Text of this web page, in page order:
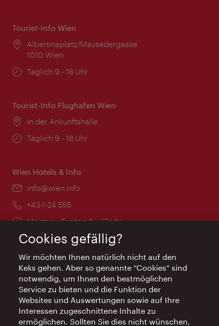
Tourist-Info Wien
Ort:
Albertinaplatz/Maysedergasse
1010 Wien
Öffnungszeiten:
Täglich 9 - 18 Uhr
Tourist-Info Flughafen Wien
Ort:
in der Ankunftshalle
Öffnungszeiten:
Täglich 9 - 18 Uhr
Wien Hotels & Info
Email:
info@wien.info
Telefon:
+43-1-24 555
Öffnungszeiten:
Montag - Freitag 9 – 17 Uhr
Feiertags geschlossen
AI Concierge Wien
Ort:
concierge.wien.info
Öffnungszeiten:
Informationen rund um die Uhr
Cookies gefällig?
Wir möchten Ihnen natürlich nicht auf den
Keks gehen. Aber so genannte “Cookies” sind
notwendig, um Ihnen den bestmöglichen
Service zu bieten und die Funktion der
Websites und Auswertungen sowie auf Ihre
Interessen zugeschnittene Inhalte zu
ermöglichen. Sollten Sie dies nicht wünschen,